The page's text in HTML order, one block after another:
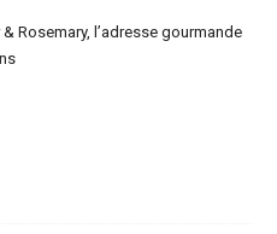
& Rosemary, l’adresse gourmande